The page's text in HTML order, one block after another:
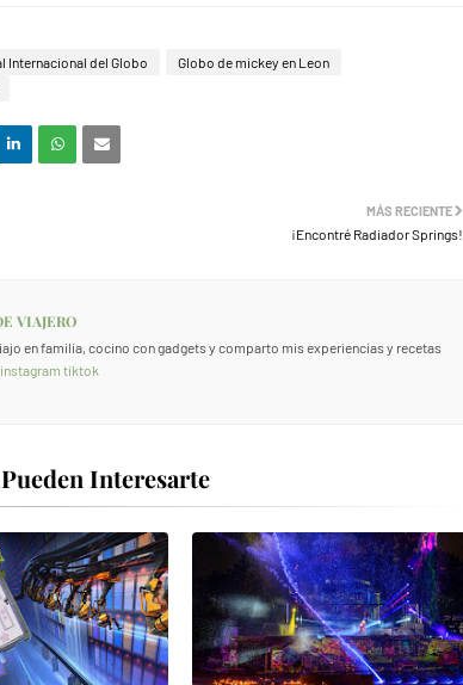
Internacional del Globo
Globo de mickey en Leon
MÁS RECIENTE
¡Encontré Radiador Springs!
VIAJERO
en familia, cocino con gadgets y comparto mis experiencias y recetas
instagram tiktok
Interesarte